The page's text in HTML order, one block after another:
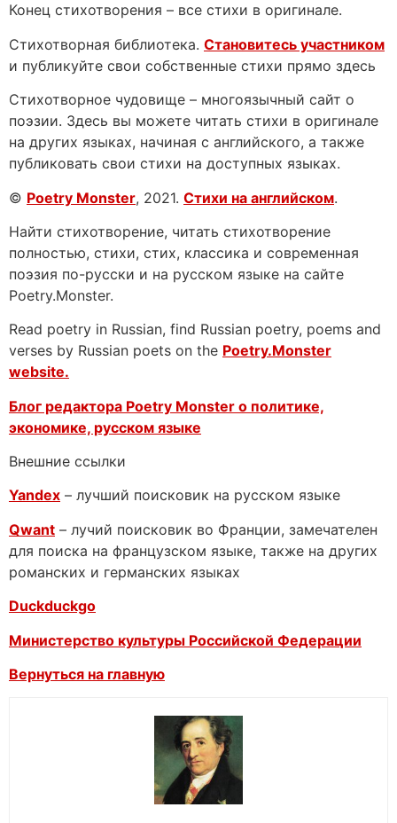
Конец стихотворения – все стихи в оригинале.
Стихотворная библиотека. Становитесь участником
и публикуйте свои собственные стихи прямо здесь
Стихотворное чудовище – многоязычный сайт о
поэзии. Здесь вы можете читать стихи в оригинале
на других языках, начиная с английского, а также
публиковать свои стихи на доступных языках.
© Poetry Monster, 2021. Стихи на английском.
Найти стихотворение, читать стихотворение
полностью, стихи, стих, классика и современная
поэзия по-русски и на русском языке на сайте
Poetry.Monster.
Read poetry in Russian, find Russian poetry, poems and
verses by Russian poets on the Poetry.Monster
website.
Блог редактора Poetry Monster о политике,
экономике, русском языке
Внешние ссылки
Yandex – лучший поисковик на русском языке
Qwant – лучий поисковик во Франции, замечателен
для поиска на французском языке, также на других
романских и германских языках
Duckduckgo
Министерство культуры Российской Федерации
Вернуться на главную